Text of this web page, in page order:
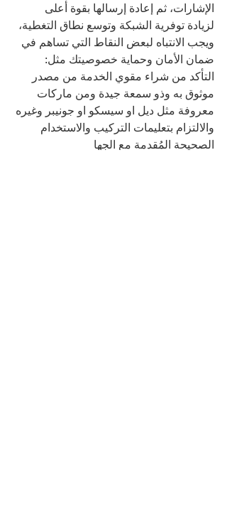
الإشارات، ثم إعادة إرسالها بقوة أعلى
لزيادة توفرية الشبكة وتوسع نطاق التغطية،
ويجب الانتباه لبعض النقاط التي تساهم في
ضمان الأمان وحماية خصوصيتك مثل:
التأكد من شراء مقوي الخدمة من مصدر
موثوق به وذو سمعة جيدة ومن ماركات
معروفة مثل ديل او سيسكو او جونيبر وغيره
والالتزام بتعليمات التركيب والاستخدام
الصحيحة المُقدمة مع الجها